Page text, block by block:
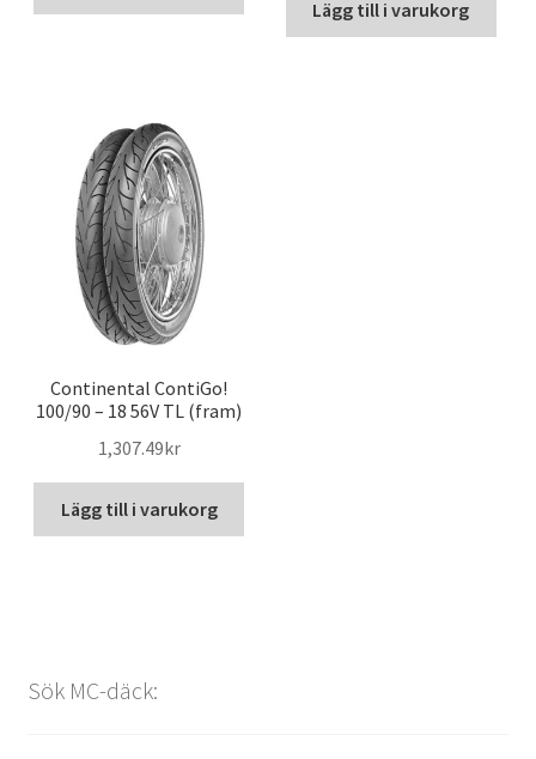
Lägg till i varukorg
Continental ContiGo!
100/90 – 18 56V TL (fram)
1,307.49kr
Lägg till i varukorg
Sök MC-däck: